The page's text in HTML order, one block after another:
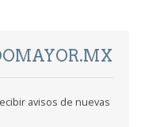
avisos de nuevas